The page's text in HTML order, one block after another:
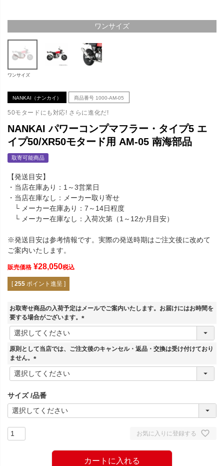
ワンサイズ
ワンサイズ
NANKAI（ナンカイ） 商品番号 1000-AM-05
50モタードにも対応! さらに進化だ!
NANKAI パワーコンプマフラー・タイプ5 エ
イプ50/XR50モタード用 AM-05 南海部品
取寄可能商品
【発送目安】
・当店在庫あり：1～3営業日
・当店在庫なし：メーカー取り寄せ
└ メーカー在庫あり：7～14日程度
└ メーカー在庫なし：入荷次第（1～12か月目安）
※発送目安は参考情報です。実際の発送時期はご注文後に改めて
ご案内いたします。
販売価格 ¥28,050税込
[ 255 ポイント進呈 ]
お取寄せ商品の入荷予定はメールでご案内いたします。お届けにはお時間を
要する場合がございます。
(
須
原則として当店では、ご注文後のキャンセル・返品・交換は受け付けており
ません。
(
必
)
サイズ 品番
お気に入りに登録する
カートに入れる